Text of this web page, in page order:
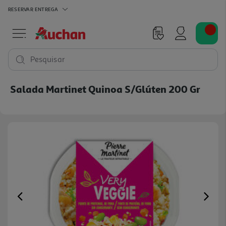
RESERVAR ENTREGA
Pesquisar
Salada Martinet Quinoa S/glúten 200 Gr
Previous